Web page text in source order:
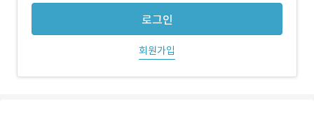
로그인
회원가입